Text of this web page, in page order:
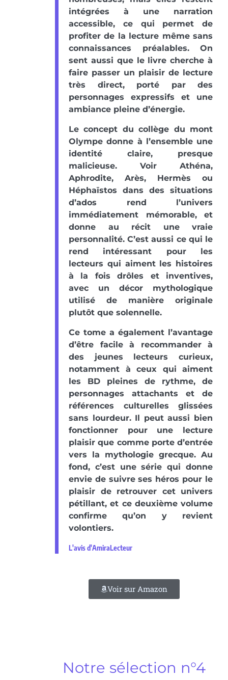
intégrées à une narration
accessible, ce qui permet de
profiter de la lecture même sans
connaissances préalables. On
sent aussi que le livre cherche à
faire passer un plaisir de lecture
très direct, porté par des
personnages expressifs et une
ambiance pleine d’énergie.
Le concept du collège du mont
Olympe donne à l’ensemble une
identité claire, presque
malicieuse. Voir Athéna,
Aphrodite, Arès, Hermès ou
Héphaïstos dans des situations
d’ados rend l’univers
immédiatement mémorable, et
donne au récit une vraie
personnalité. C’est aussi ce qui le
rend intéressant pour les
lecteurs qui aiment les histoires
à la fois drôles et inventives,
avec un décor mythologique
utilisé de manière originale
plutôt que solennelle.
Ce tome a également l’avantage
d’être facile à recommander à
des jeunes lecteurs curieux,
notamment à ceux qui aiment
les BD pleines de rythme, de
personnages attachants et de
références culturelles glissées
sans lourdeur. Il peut aussi bien
fonctionner pour une lecture
plaisir que comme porte d’entrée
vers la mythologie grecque. Au
fond, c’est une série qui donne
envie de suivre ses héros pour le
plaisir de retrouver cet univers
pétillant, et ce deuxième volume
confirme qu’on y revient
volontiers.
L'avis d'AmiraLecteur
Voir sur Amazon
Notre sélection n°4